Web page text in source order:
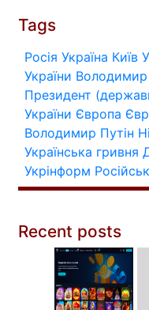
Tags
Росія Україна Київ
України Володимир
Президент
України Європа
Володимир Путін
Українська гривня
Укрінформ
Recent posts